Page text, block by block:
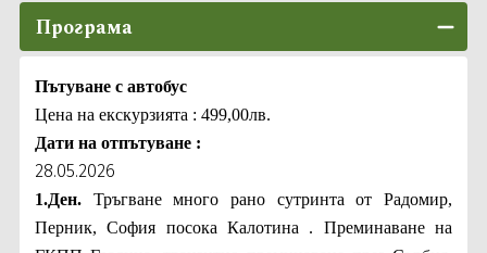
Програма
Пътуване с автобус
Цена на екскурзията : 499,00лв.
Дати на отпътуване :
28.05.2026
1.Ден. Тръгване много рано сутринта от Радомир,
Перник, София посока Калотина . Преминаване на